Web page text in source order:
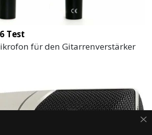
Test
für den Gitarrenverstärker